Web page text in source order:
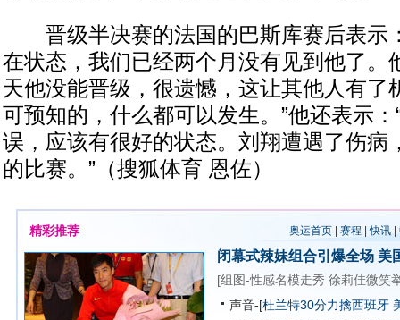
晋级半决赛的法国的巴斯库赛后表示
在状态，我们已经两个月没有见到他了。
天他没能晋级，很遗憾，这让其他人有了
可预知的，什么都可以发生。”他还表示
误，应该有很好的状态。刘翔遭遇了伤病
的比赛。”（搜狐体育 恩佐）
精彩推荐 奥运首页| 赛程 |快讯|
闭幕式辣妹组合引爆全场 美
[组图-性感名模走秀 徐莉佳微笑
声音-[杜兰特30分力擒西班牙